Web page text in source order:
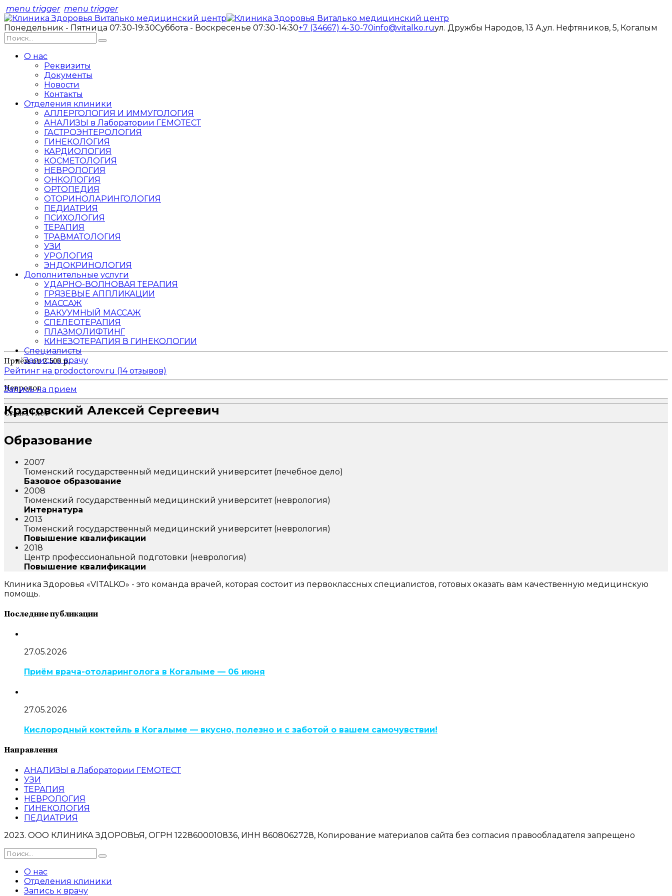
menu trigger menu trigger
Понедельник - Пятница 07:30-19:30Суббота - Воскресенье 07:30-14:30+7 (34667) 4-30-70info@vitalko.ruул. Дружбы Народов, 13 А,ул. Нефтяников, 5, Когалым
О нас
Реквизиты
Документы
Новости
Контакты
Отделения клиники
АЛЛЕРГОЛОГИЯ И ИММУГОЛОГИЯ
АНАЛИЗЫ в Лаборатории ГЕМОТЕСТ
ГАСТРОЭНТЕРОЛОГИЯ
ГИНЕКОЛОГИЯ
КАРДИОЛОГИЯ
КОСМЕТОЛОГИЯ
НЕВРОЛОГИЯ
ОНКОЛОГИЯ
ОРТОПЕДИЯ
ОТОРИНОЛАРИНГОЛОГИЯ
ПЕДИАТРИЯ
ПСИХОЛОГИЯ
ТЕРАПИЯ
ТРАВМАТОЛОГИЯ
УЗИ
УРОЛОГИЯ
ЭНДОКРИНОЛОГИЯ
Дополнительные услуги
УДАРНО-ВОЛНОВАЯ ТЕРАПИЯ
ГРЯЗЕВЫЕ АППЛИКАЦИИ
МАССАЖ
ВАКУУМНЫЙ МАССАЖ
СПЕЛЕОТЕРАПИЯ
ПЛАЗМОЛИФТИНГ
КИНЕЗОТЕРАПИЯ В ГИНЕКОЛОГИИ
Специалисты
Запись к врачу
Невролог
Красовский Алексей Сергеевич
Приём от 2 500 р.
Рейтинг на prodoctorov.ru (14 отзывов)
Запись на прием
Стаж 14 лет
Образование
2007
Тюменский государственный медицинский университет (лечебное дело)
Базовое образование
2008
Тюменский государственный медицинский университет (неврология)
Интернатура
2013
Тюменский государственный медицинский университет (неврология)
Повышение квалификации
2018
Центр профессиональной подготовки (неврология)
Повышение квалификации
Клиника Здоровья «VITALKO» - это команда врачей, которая состоит из первоклассных специалистов, готовых оказать вам качественную медицинскую
помощь.
Последние публикации
27.05.2026
Приём врача-отоларинголога в Когалыме — 06 июня
27.05.2026
Кислородный коктейль в Когалыме — вкусно, полезно и с заботой о вашем самочувствии!
Направления
АНАЛИЗЫ в Лаборатории ГЕМОТЕСТ
УЗИ
ТЕРАПИЯ
НЕВРОЛОГИЯ
ГИНЕКОЛОГИЯ
ПЕДИАТРИЯ
2023. ООО КЛИНИКА ЗДОРОВЬЯ, ОГРН 1228600010836, ИНН 8608062728, Копирование материалов сайта без согласия правообладателя запрещено
О нас
Отделения клиники
Запись к врачу